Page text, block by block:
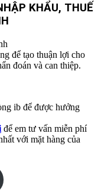
KHẨU, THUẾ
để tạo thuận lợi cho
đoán và can thiệp.
ib để được hưởng
để em tư vấn miễn phí
với mặt hàng của